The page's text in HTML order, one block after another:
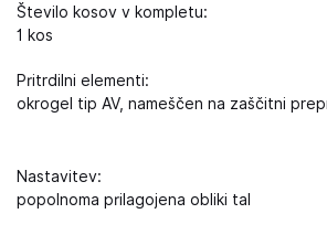
Število kosov v kompletu:
1 kos
Pritrdilni elementi:
okrogel tip AV, nameščen na zaščitni
Nastavitev:
popolnoma prilagojena obliki tal